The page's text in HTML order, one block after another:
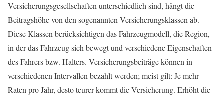
Versicherungsgesellschaften unterschiedlich sind, hängt die
Beitragshöhe von den sogenannten Versicherungsklassen ab.
Diese Klassen berücksichtigen das Fahrzeugmodell, die Region,
in der das Fahrzeug sich bewegt und verschiedene Eigenschaften
des Fahrers bzw. Halters. Versicherungsbeiträge können in
verschiedenen Intervallen bezahlt werden; meist gilt: Je mehr
Raten pro Jahr, desto teurer kommt die Versicherung. Erhöht die